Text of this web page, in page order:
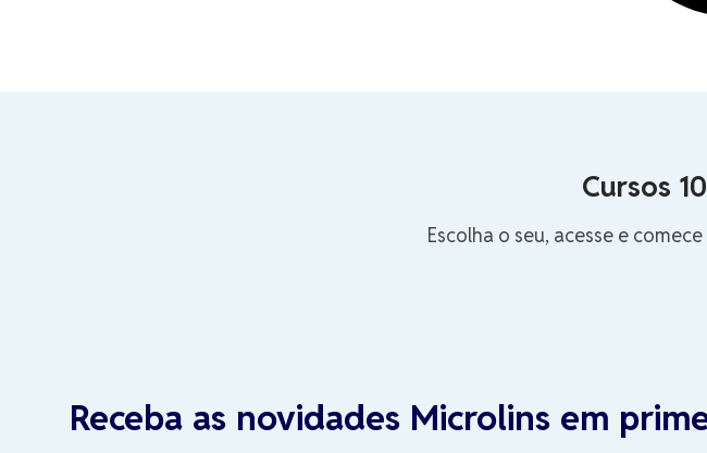
Cursos
Escolha o seu, acesse e
Receba as novidades Microlins em